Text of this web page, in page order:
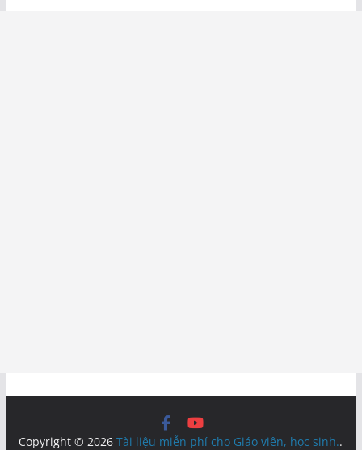
Copyright © 2026Tài liệu miễn phí cho Giáo viên, học sinh..